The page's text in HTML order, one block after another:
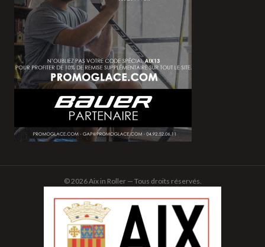
© 2026 Aix in Roller — Tous droits réservés.